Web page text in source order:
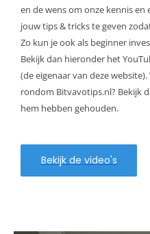
en de wens om onze kennis en
jouw tips & tricks te geven
Zo kun je ook als beginner
Bekijk dan hieronder het
(de eigenaar van deze
rondom Bitvavotips.nl? Bekijk
hem hebben gehouden.
Bekijk de video's